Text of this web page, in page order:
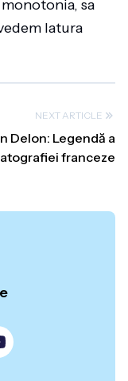
sa
latura
NEXT ARTICLE
Delon: Legendă a
franceze